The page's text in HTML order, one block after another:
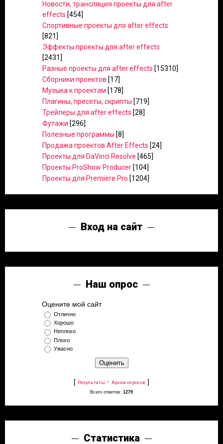
Новости, трансляция проекты для after
effects [454]
Спортивные проекты для after effects
[821]
Эффекты проекты для after effects
[2431]
Разные проекты для after effects [15310]
Сборники проектов [17]
Музыка к проектам [178]
Плагины, пресеты, скрипты [719]
Трейлеры для after effects [28]
Футажи [296]
Полезные программы [8]
Продажа проектов After Effects [24]
Проекты для DaVinci Resolve [465]
Проекты ProShow Producer [104]
Проекты для Premiere Pro [1204]
Вход на сайт
Наш опрос
Оцените мой сайт
Отлично
Хорошо
Неплохо
Плохо
Ужасно
[ Результаты · Архив опросов ]
Всего ответов: 1279
Статистика